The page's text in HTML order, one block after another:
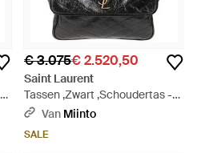
€ 3.075€ 2.520,50
Saint Laurent
Tassen ,Zwart ,Schoudertas -
Zwart
Van Miinto
SALE